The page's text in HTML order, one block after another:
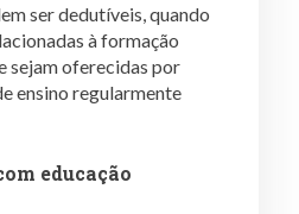
ser dedutíveis, quando
à formação
sejam oferecidas por
ensino regularmente
educação